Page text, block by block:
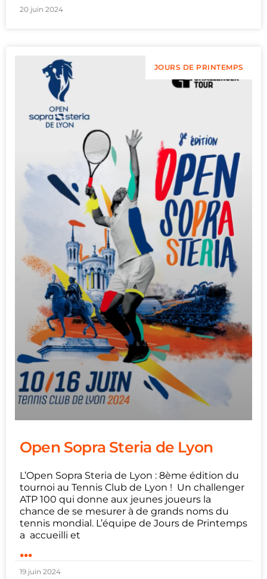
20 juin 2024
JOURS DE PRINTEMPS
Open Sopra Steria de Lyon
L’Open Sopra Steria de Lyon : 8ème édition du
tournoi au Tennis Club de Lyon ! Un challenger
ATP 100 qui donne aux jeunes joueurs la
chance de se mesurer à de grands noms du
tennis mondial. L’équipe de Jours de Printemps
a accueilli et
...
19 juin 2024